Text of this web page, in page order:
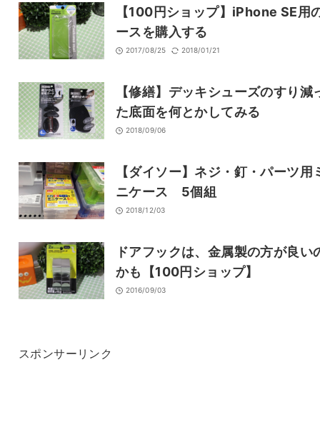
【100円ショップ】iPhone SE用
ースを購入する
2017/08/25 2018/01/21
【修繕】デッキシューズのすり減
た底面を何とかしてみる
2018/09/06
【ダイソー】ネジ・釘・パーツ用
ニケース 5個組
2018/12/03
ドアフックは、金属製の方が良い
かも【100円ショップ】
2016/09/03
スポンサーリンク